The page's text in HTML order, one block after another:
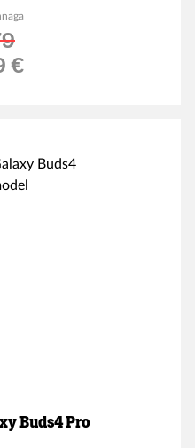
€
Buds4 Pro